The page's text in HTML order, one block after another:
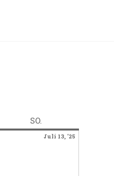
SO.
Juli 13, '25Juli